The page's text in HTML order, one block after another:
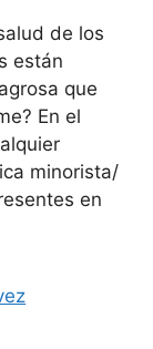
de los
están
que
En el
minorista/
en